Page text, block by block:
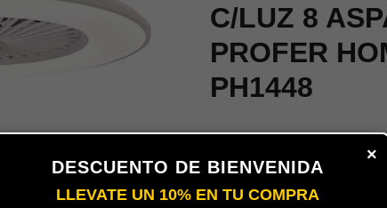
C/LUZ 8
PROFER
PH1448
×
DESCUENTO DE BIENVENIDA
LLEVATE UN 10% EN TU COMPRA